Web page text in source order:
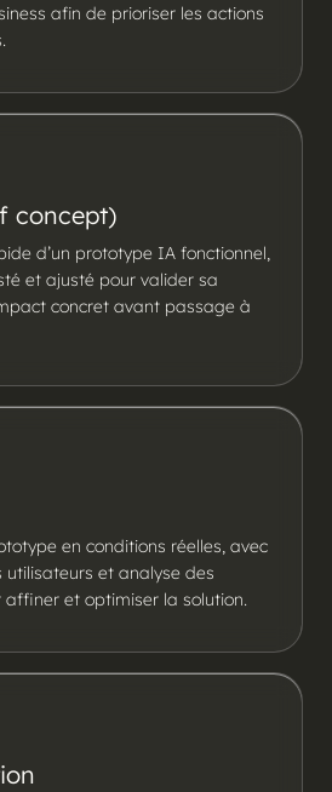
afin de prioriser les actions
concept)
d’un prototype IA fonctionnel,
et ajusté pour valider sa
concret avant passage à
en conditions réelles, avec
utilisateurs et analyse des
et optimiser la solution.